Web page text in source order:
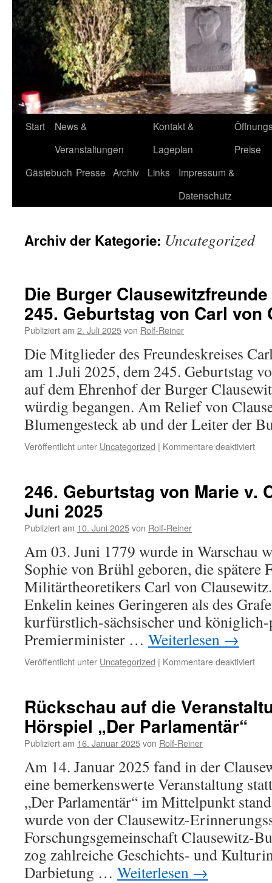
Start
News &
Veranstaltungen
Kontakt &
Lageplan
Preise
Gästebuch Presse Archiv Links
Impressum &
Datenschutz
Archiv der Kategorie: Uncategorized
Die Burger
245. Geburtstag von Carl von
Publiziert am 2. Juli 2025von Rolf-Reiner
Die Mitglieder des Freundeskreises
am 1.Juli 2025, dem 245. Geburtstag
auf dem Ehrenhof der Burger
würdig begangen. Am Relief von
Blumengesteck ab und der Leiter der
Veröffentlicht unter Uncategorized | Kommentare deaktiviertfür
Carl
von
246. Geburtstag von Marie v.
Juni 2025
Publiziert am 10. Juni 2025von Rolf-Reiner
Am 03. Juni 1779 wurde in Warschau
Sophie von Brühl geboren, die spätere
Militärtheoretikers Carl von
Enkelin keines Geringeren als des
kurfürstlich-sächsischer und
Premierminister … Weiterlesen →
Veröffentlicht unter Uncategorized | Kommentare deaktiviertfür
Juni
Rückschau auf die
Hörspiel „Der Parlamentär“
Publiziert am 16. Januar 2025von Rolf-Reiner
Am 14. Januar 2025 fand in der
eine bemerkenswerte Veranstaltung
„Der Parlamentär“ im Mittelpunkt
wurde von der Clausewitz-
Forschungsgemeinschaft Clausewitz-
zog zahlreiche Geschichts- und
Darbietung … Weiterlesen →